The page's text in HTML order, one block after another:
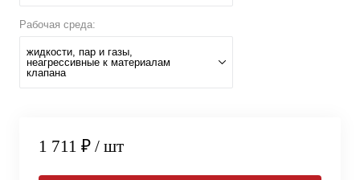
Рабочая среда:
жидкости, пар и газы,
неагрессивные к материалам
клапана
1 711 ₽ / шт